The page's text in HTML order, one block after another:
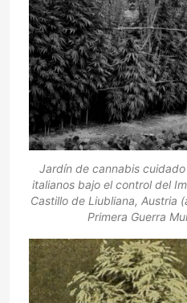
Jardín de cannabis
italianos bajo el control del
Castillo de Liubliana​, Austria
Primera Guerra